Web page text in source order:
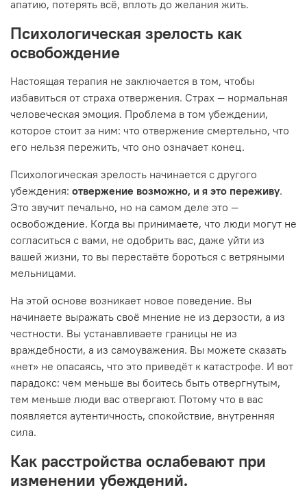
апатию, потерять всё, вплоть до желания жить.
Психологическая зрелость как
освобождение
Настоящая терапия не заключается в том, чтобы
избавиться от страха отвержения. Страх — нормальная
человеческая эмоция. Проблема в том убеждении,
которое стоит за ним: что отвержение смертельно, что
его нельзя пережить, что оно означает конец.
Психологическая зрелость начинается с другого
убеждения: отвержение возможно, и я это переживу.
Это звучит печально, но на самом деле это —
освобождение. Когда вы принимаете, что люди могут не
согласиться с вами, не одобрить вас, даже уйти из
вашей жизни, то вы перестаёте бороться с ветряными
мельницами.
На этой основе возникает новое поведение. Вы
начинаете выражать своё мнение не из дерзости, а из
честности. Вы устанавливаете границы не из
враждебности, а из самоуважения. Вы можете сказать
«нет» не опасаясь, что это приведёт к катастрофе. И вот
парадокс: чем меньше вы боитесь быть отвергнутым,
тем меньше люди вас отвергают. Потому что в вас
появляется аутентичность, спокойствие, внутренняя
сила.
Как расстройства ослабевают при
изменении убеждений.